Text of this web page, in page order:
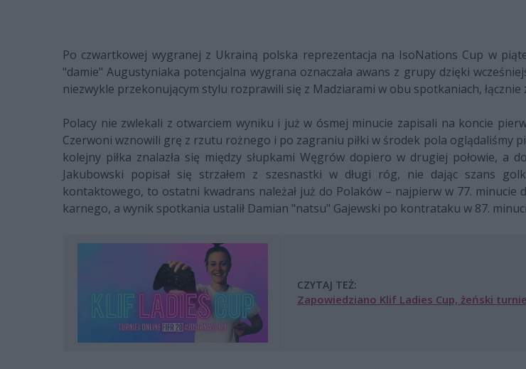
Po czwartkowej wygranej z Ukrainą polska reprezentacja na IsoNations Cup w
"damie" Augustyniaka potencjalna wygrana oznaczała awans z grupy dzięki
niezwykle przekonującym stylu rozprawili się z Madziarami w obu spotkaniach,
Polacy nie zwlekali z otwarciem wyniku i już w ósmej minucie zapisali na koncie
Czerwoni wznowili grę z rzutu rożnego i po zagraniu piłki w środek pola oglądaliśmy
kolejny piłka znalazła się między słupkami Węgrów dopiero w drugiej połowie, a
Jakubowski popisał się strzałem z szesnastki w długi róg, nie dając szans
kontaktowego, to ostatni kwadrans należał już do Polaków – najpierw w 77. minucie
karnego, a wynik spotkania ustalił Damian "natsu" Gajewski po kontrataku w 87.
CZYTAJ TEŻ:
Zapowiedziano Klif Ladies Cup, żeński